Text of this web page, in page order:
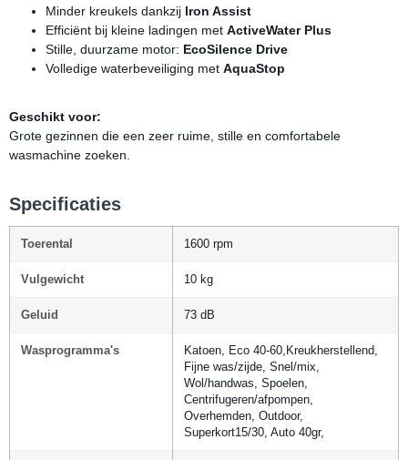
Minder kreukels dankzij Iron Assist
Efficiënt bij kleine ladingen met ActiveWater Plus
Stille, duurzame motor: EcoSilence Drive
Volledige waterbeveiliging met AquaStop
Geschikt voor:
Grote gezinnen die een zeer ruime, stille en comfortabele
wasmachine zoeken.
Specificaties
Toerental 1600 rpm
Vulgewicht 10 kg
Geluid 73 dB
Wasprogramma's
Katoen, Eco 40-60,Kreukherstellend,
Fijne was/zijde, Snel/mix,
Wol/handwas, Spoelen,
Centrifugeren/afpompen,
Overhemden, Outdoor,
Superkort15/30, Auto 40gr,